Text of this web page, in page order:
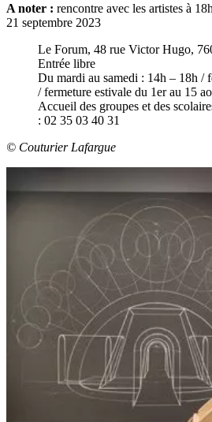
A noter : rencontre avec les artistes à
21 septembre 2023
Le Forum, 48 rue Victor Hugo,
Entrée libre
Du mardi au samedi : 14h – 18h /
/ fermeture estivale du 1er au 15
Accueil des groupes et des
: 02 35 03 40 31
© Couturier Lafargue